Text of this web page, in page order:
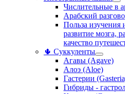
Числительные в
Арабский
Польза изучения
развитие мозга,
качество
🌵 Суккуленты
Агавы (Agave)
Алоэ (Aloe)
Гастерии
Гибриды -